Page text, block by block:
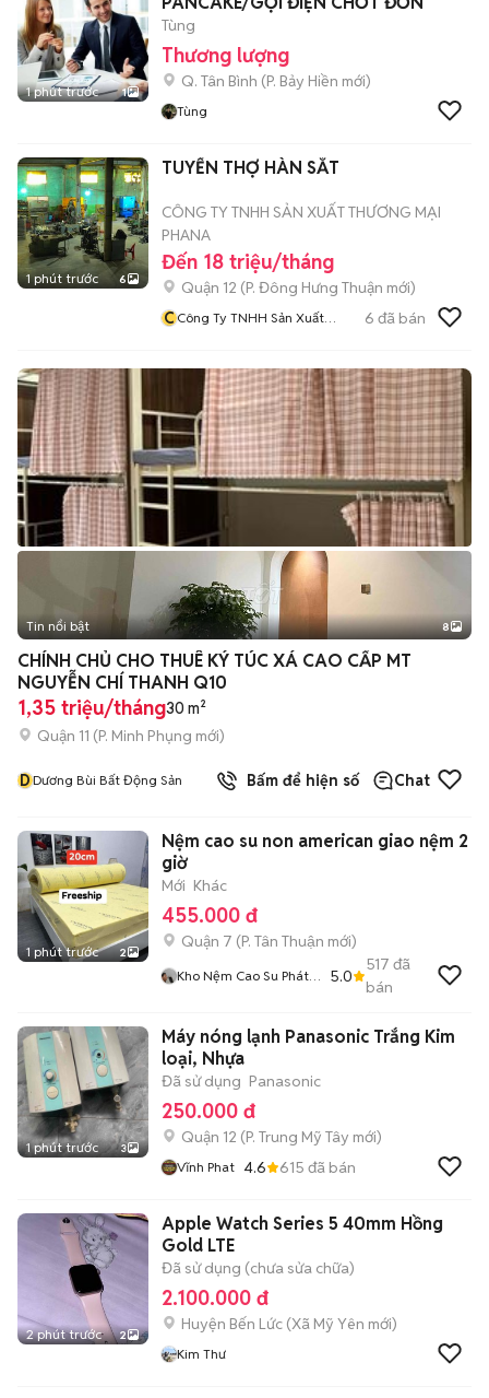
1 phút trước 1
Tùng
Thương lượng
Q. Tân Bình (P. Bảy Hiền mới)
Tùng
1 phút trước 6
TUYỂN THỢ HÀN SẮT
CÔNG TY TNHH SẢN XUẤT THƯƠNG MẠI
PHANA
Đến 18 triệu/tháng
Quận 12 (P. Đông Hưng Thuận mới)
CCông Ty TNHH Sản Xuất
6 đã bán
+2
Tin nổi bật 8
CHÍNH CHỦ CHO THUÊ KÝ TÚC XÁ CAO CẤP MT
NGUYỄN CHÍ THANH Q10
1,35 triệu/tháng30 m²
Quận 11 (P. Minh Phụng mới)
DDương Bùi Bất Động Sản Bấm để hiện số Chat
1 phút trước 2
Nệm cao su non american giao nệm 2
giờ
Mới Khác
455.000 đ
Quận 7 (P. Tân Thuận mới)
Kho Nệm Cao Su Phát
5.0
517 đã
bán
1 phút trước 3
Máy nóng lạnh Panasonic Trắng Kim
loại, Nhựa
Đã sử dụng Panasonic
250.000 đ
Quận 12 (P. Trung Mỹ Tây mới)
Vĩnh Phat 4.6 615 đã bán
2 phút trước 2
Apple Watch Series 5 40mm Hồng
Gold LTE
Đã sử dụng (chưa sửa chữa)
2.100.000 đ
Huyện Bến Lức (Xã Mỹ Yên mới)
Kim Thư